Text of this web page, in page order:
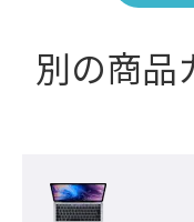
別の商品